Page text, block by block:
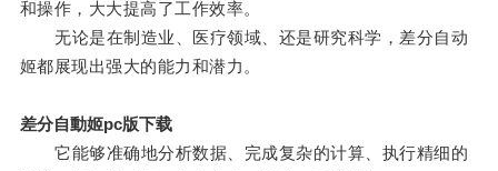
和操作，大大提高了工作效率。
无论是在制造业、医疗领域、还是研究科学，差分自动
姬都展现出强大的能力和潜力。
差分自動姬pc版下载
它能够准确地分析数据、完成复杂的计算、执行精细的